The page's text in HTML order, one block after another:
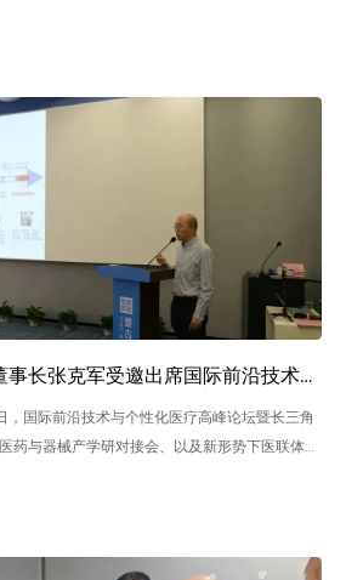
有机结合，实现自主移动、每天消毒10次的
仅有效控制了人流密集场所的病毒传播，还
为以后的日常预防性消毒工作开辟了一条新
成本计算，每天10次的高频率预防性消毒费
括药水+人员+设备等费用），这必将在国内
远影响。
多交互能力机器人、可穿戴智能装备及无障碍综
出行辅助，提高特殊群体的航空出行便捷性。课
航站楼值机、安检、登机、无障碍卫生间、商场
视觉障碍志愿者进行现场全流程测试，测试过程
互智能机器人、可穿戴智能装备为视障志愿者提
到良好效果；由听觉障碍志愿者通过多交互智能
手势、手语等多交互方式获取航空出行帮助，解
取困难的问题。 科技冬奥科技与奥运的密切结合
会的时代特征，清乐智能科技用科技力量助力冬
碍航空出行辅助系统中的多交互能力机器人的部
乐智能科技有限公司提供，包含智能引路功能、
提供了有效保障。多交互能力机器人，能够帮助
航站楼内全流程的独立、自助、自主出行，具备
的人类城市生活永续目标。赋能无障碍，让科技
清乐公司董事长张克军受邀出席国际前沿技术与个性化医疗高峰论坛暨长三角壹古生物创新医药与器械产学研对接会
，国际前沿技术与个性化医疗高峰论坛暨长三角
药与器械产学研对接会、以及新形势下医联体创
会议由上海市生物医药投融资发展基金联盟、上
弘泫健康主办，复旦大学张江研究院、上海市生